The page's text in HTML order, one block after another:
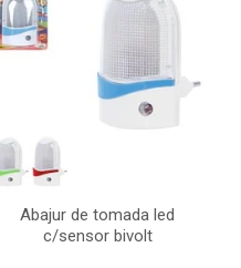
Abajur de tomada led
c/sensor bivolt